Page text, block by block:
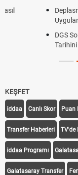
Deplasman Golü
Uygulanıyor?
DGS Sonuçları
Tarihini Duyurdu
KEŞFET
iddaa Canlı Skor Puan
Transfer Haberleri TV'de
iddaa Programı
Galatasaray Transfer